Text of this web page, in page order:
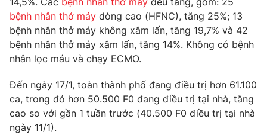
Giải sao mai
Sao
Làm đẹp
Chất lượng cuộc sống
Tuyển sinh
Học trực tuyến
Công nghệ
Hitech Công nghệ tương lai
Sản phẩm
Thị trường
Tư vấn
Lịch phát sóng
bệnh nhân thở máy dòng cao (HFNC), tăng 25%; 13
bệnh nhân thở máy không xâm lấn, tăng 19,7% và 42
bệnh nhân thở máy xâm lấn, tăng 14%. Không có bệnh
nhân lọc máu và chạy ECMO.
Đến ngày 17/1, toàn thành phố đang điều trị hơn 61.100
ca, trong đó hơn 50.500 F0 đang điều trị tại nhà, tăng
cao so với gần 1 tuần trước (40.500 F0 điều trị tại nhà
ngày 11/1).